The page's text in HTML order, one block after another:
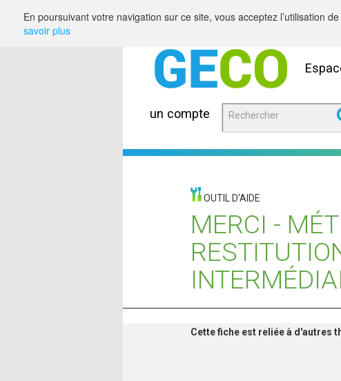
un compte
OUTIL D'AIDE
MERCI -
Cette fiche est reliée à d'autres
En poursuivant votre navigation sur ce site, vous acceptez l’utilisation
savoir plus